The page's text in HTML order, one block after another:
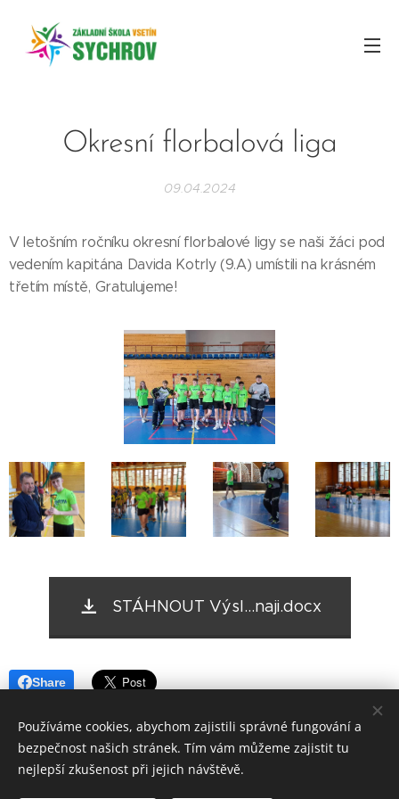
Okresní florbalová liga
09.04.2024
V letošním ročníku okresní florbalové ligy se naši žáci pod
vedením kapitána Davida Kotrly (9.A) umístili na krásném
třetím místě, Gratulujeme!
STÁHNOUT Výsl...naji.docx
Share
Používáme cookies, abychom zajistili správné fungování a
bezpečnost našich stránek. Tím vám můžeme zajistit tu
nejlepší zkušenost při jejich návštěvě.